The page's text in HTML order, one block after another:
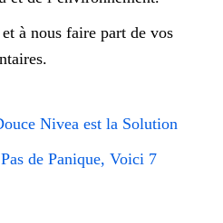
à nous faire part de vos
Nivea est la Solution
de Panique, Voici 7